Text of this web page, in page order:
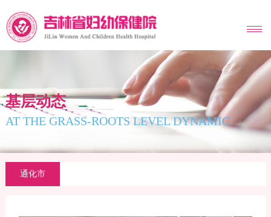
MENU
基层动态
AT THE GRASS-ROOTS LEVEL DYNAMIC
通化市